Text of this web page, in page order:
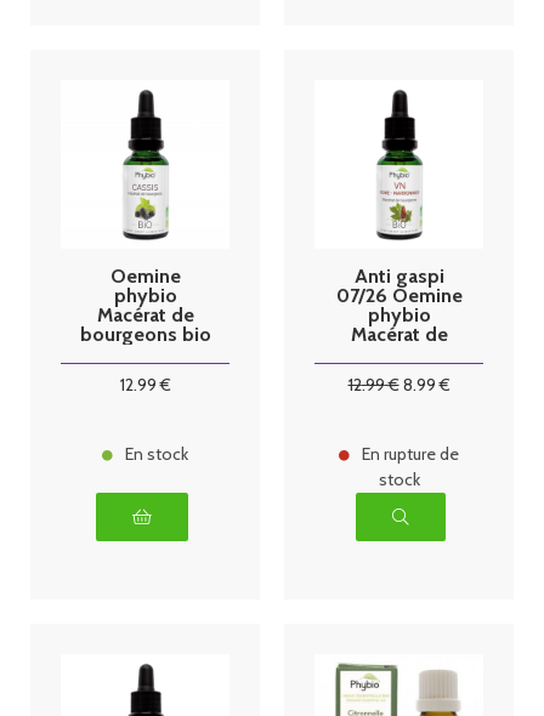
Oemine
phybio
Macérat de
bourgeons bio
12.99€
En stock
Anti gaspi
07/26 Oemine
phybio
Macérat de
12.99€8.99€
En rupture de
stock